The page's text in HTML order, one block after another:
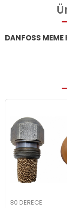
DANFOSS
80 DERECE